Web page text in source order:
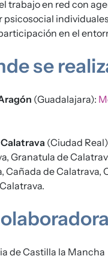
trabajo en red con
en el
se
(Guadalajara):
(Ciudad
Granatula de
Cañada de Calatrava,
de Castilla la Mancha